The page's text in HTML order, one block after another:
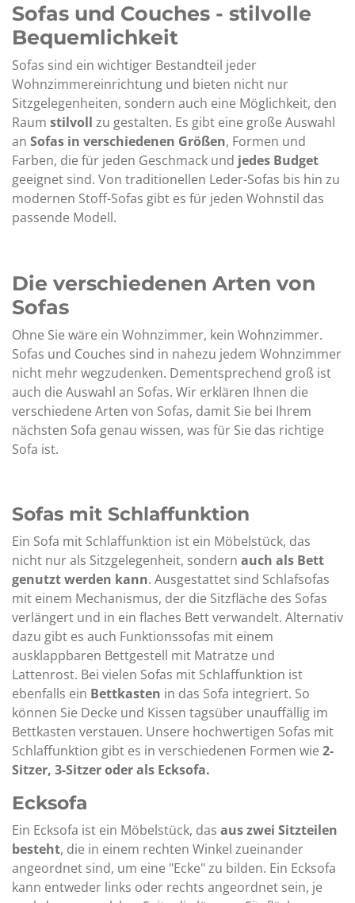
Sofas und Couches - stilvolle
Bequemlichkeit
Sofas sind ein wichtiger Bestandteil jeder
Wohnzimmereinrichtung und bieten nicht nur
Sitzgelegenheiten, sondern auch eine Möglichkeit, den
Raum stilvoll zu gestalten. Es gibt eine große Auswahl
an Sofas in verschiedenen Größen, Formen und
Farben, die für jeden Geschmack und jedes Budget
geeignet sind. Von traditionellen Leder-Sofas bis hin zu
modernen Stoff-Sofas gibt es für jeden Wohnstil das
passende Modell.
Die verschiedenen Arten von
Sofas
Ohne Sie wäre ein Wohnzimmer, kein Wohnzimmer.
Sofas und Couches sind in nahezu jedem Wohnzimmer
nicht mehr wegzudenken. Dementsprechend groß ist
auch die Auswahl an Sofas. Wir erklären Ihnen die
verschiedene Arten von Sofas, damit Sie bei Ihrem
nächsten Sofa genau wissen, was für Sie das richtige
Sofa ist.
Sofas mit Schlaffunktion
Ein Sofa mit Schlaffunktion ist ein Möbelstück, das
nicht nur als Sitzgelegenheit, sondern auch als Bett
genutzt werden kann. Ausgestattet sind Schlafsofas
mit einem Mechanismus, der die Sitzfläche des Sofas
verlängert und in ein flaches Bett verwandelt. Alternativ
dazu gibt es auch Funktionssofas mit einem
ausklappbaren Bettgestell mit Matratze und
Lattenrost. Bei vielen Sofas mit Schlaffunktion ist
ebenfalls ein Bettkasten in das Sofa integriert. So
können Sie Decke und Kissen tagsüber unauffällig im
Bettkasten verstauen. Unsere hochwertigen Sofas mit
Schlaffunktion gibt es in verschiedenen Formen wie 2-
Sitzer, 3-Sitzer oder als Ecksofa.
Ecksofa
Ein Ecksofa ist ein Möbelstück, das aus zwei Sitzteilen
besteht, die in einem rechten Winkel zueinander
angeordnet sind, um eine "Ecke" zu bilden. Ein Ecksofa
kann entweder links oder rechts angeordnet sein, je